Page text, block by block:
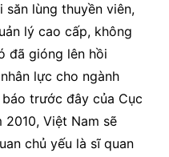
săn lùng thuyền viên,
lý cao cấp, không
đã gióng lên hồi
lực cho ngành
trước đây của Cục
2010, Việt Nam sẽ
chủ yếu là sĩ quan